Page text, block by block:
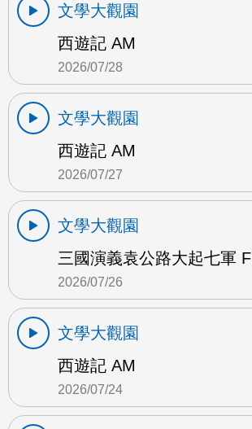
文學大觀園
西遊記 AM
2026/07/28
文學大觀園
西遊記 AM
2026/07/27
文學大觀園
三國演義袁公路大起七軍
2026/07/26
文學大觀園
西遊記 AM
2026/07/24